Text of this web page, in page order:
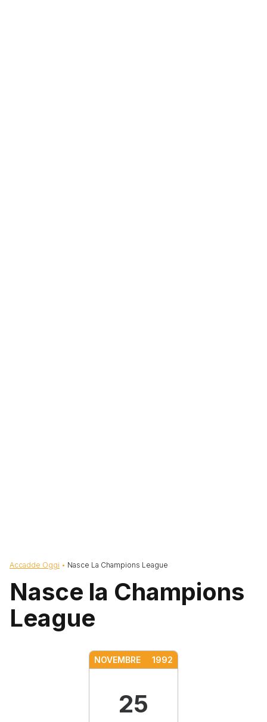
Briciole di pane
Accadde Oggi Nasce La Champions League
Nasce la Champions
League
NOVEMBRE 1992
25